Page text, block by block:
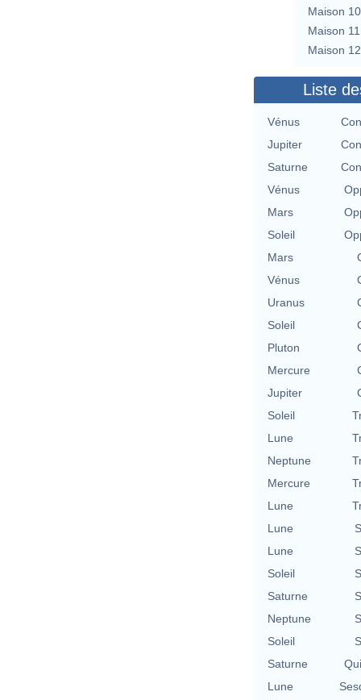
Maison 10
Maison 11
Maison 12
Liste
Vénus
Jupiter
Saturne
Vénus
Mars
Soleil
Mars
Vénus
Uranus
Soleil
Pluton
Mercure
Jupiter
Soleil
Lune
Neptune
Mercure
Lune
Lune
Lune
Soleil
Saturne
Neptune
Soleil
Saturne
Lune